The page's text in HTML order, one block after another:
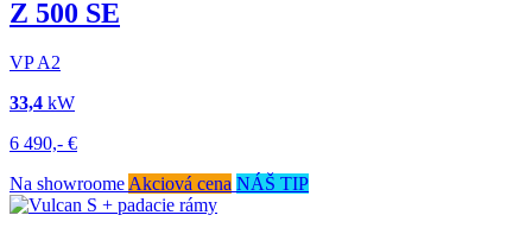
Z 500 SE
VPA2
33,4 kW
6 490,- €
Na showroomeAkciová cena NÁŠ TIP